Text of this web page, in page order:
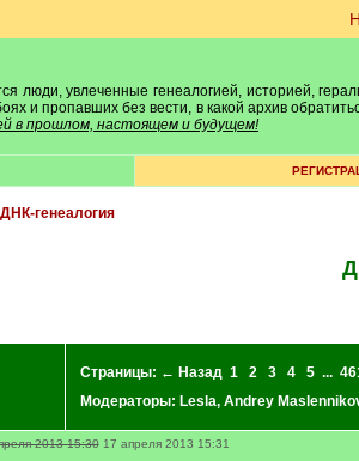
люди, увлеченные генеалогией, историей,
и пропавших без вести, в какой архив
в прошлом, настоящем и будущем!
ДНК-генеалогия
Страницы: ← Назад 1 2 3 4 5 ...
Модераторы: Lesla, Andrey
2013 15:30 17 апреля 2013 15:31